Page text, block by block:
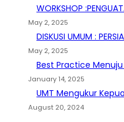
WORKSHOP
May 2, 2025
DISKUSI UMUM :
May 2, 2025
Best Practice Menuju
January 14, 2025
UMT Mengukur
August 20, 2024